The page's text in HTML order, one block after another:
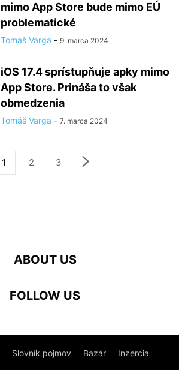
mimo App Store bude mimo EÚ
problematické
Tomáš Varga - 9. marca 2024
iOS 17.4 sprístupňuje apky mimo
App Store. Prináša to však
obmedzenia
Tomáš Varga - 7. marca 2024
1 2 3
ABOUT US
FOLLOW US
Slovník pojmov Bazár Inzercia